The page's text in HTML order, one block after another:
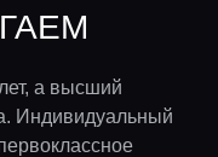
а высший
Индивидуальный